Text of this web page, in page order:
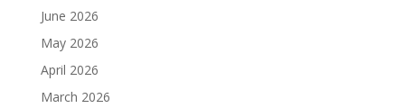
June 2026
May 2026
April 2026
March 2026